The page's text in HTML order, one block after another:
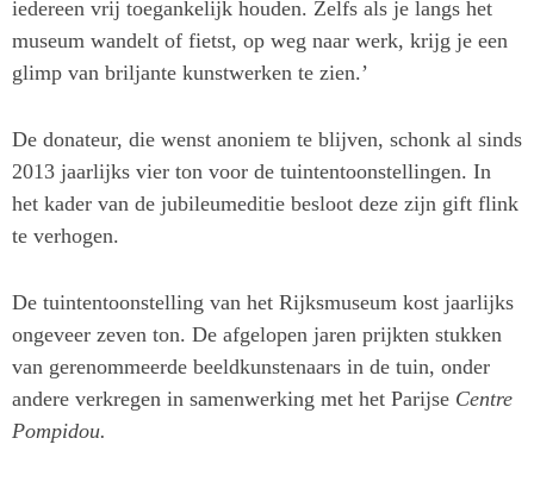
iedereen vrij toegankelijk houden. Zelfs als je langs het
museum wandelt of fietst, op weg naar werk, krijg je een
glimp van briljante kunstwerken te zien.’
De donateur, die wenst anoniem te blijven, schonk al sinds
2013 jaarlijks vier ton voor de tuintentoonstellingen. In
het kader van de jubileumeditie besloot deze zijn gift flink
te verhogen.
De tuintentoonstelling van het Rijksmuseum kost jaarlijks
ongeveer zeven ton. De afgelopen jaren prijkten stukken
van gerenommeerde beeldkunstenaars in de tuin, onder
andere verkregen in samenwerking met het Parijse Centre
Pompidou.